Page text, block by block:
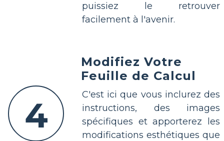
puissiez le retrouver
facilement à l'avenir.
4
Modifiez Votre
Feuille de Calcul
C'est ici que vous inclurez des
instructions, des images
spécifiques et apporterez les
modifications esthétiques que